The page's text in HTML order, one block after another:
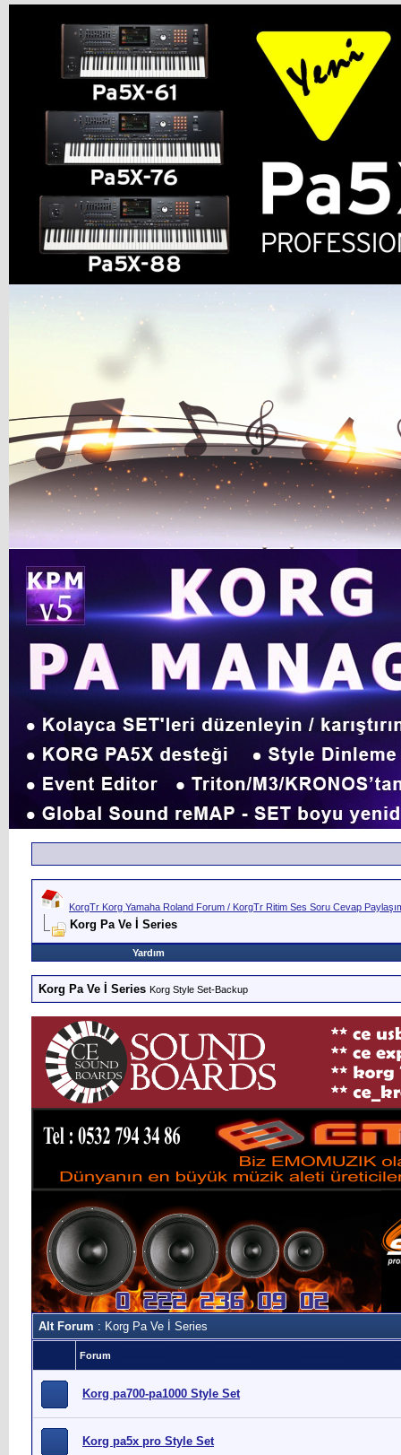
KorgTr Korg Yamaha Roland Forum / KorgTr Ritim Ses Soru Cevap
Korg Pa Ve İ Series
Yardım
Korg Pa Ve İ Series Korg Style Set-Backup
Alt Forum : Korg Pa Ve İ Series
Forum
Korg pa700-pa1000 Style Set
Korg pa5x pro Style Set